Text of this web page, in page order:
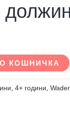
КОШНИЧКА
,4+ години,